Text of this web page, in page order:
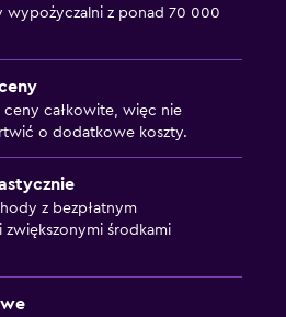
wypożyczalni z ponad 70 000
całkowite, więc nie
o dodatkowe koszty.
z bezpłatnym
zwiększonymi środkami